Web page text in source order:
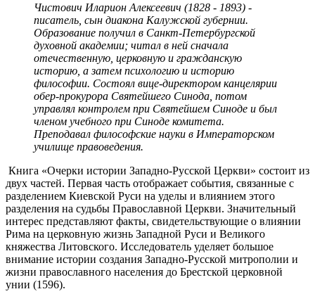
Чистович Иларион Алексеевич (1828 - 1893) -
писатель, сын диакона Калужской губернии.
Образование получил в Санкт-Петербургской
духовной академии; читал в ней сначала
отечественную, церковную и гражданскую
историю, а затем психологию и историю
философии. Состоял вице-директором канцелярии
обер-прокурора Святейшего Синода, потом
управлял контролем при Святейшем Синоде и был
членом учебного при Синоде комитета.
Преподавал философские науки в Императорском
училище правоведения.
Книга «Очерки истории Западно-Русской Церкви» состоит из
двух частей. Первая часть отображает события, связанные с
разделением Киевской Руси на уделы и влиянием этого
разделения на судьбы Православной Церкви. Значительный
интерес представляют факты, свидетельствующие о влиянии
Рима на церковную жизнь Западной Руси и Великого
княжества Литовского. Исследователь уделяет большое
внимание истории создания Западно-Русской митрополии и
жизни православного населения до Брестской церковной
унии (1596).